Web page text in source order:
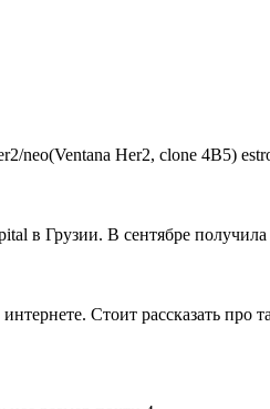
Her2, clone 4B5)
в Грузии. В сентябре
Стоит рассказать про